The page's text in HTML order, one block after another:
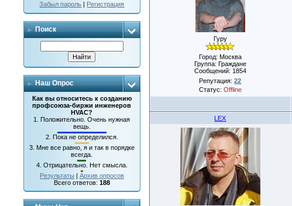
Забыл пароль | Регистрация
Поиск
Наш Опрос
Как вы относитесь к созданию
профсоюза-биржи инженеров
HVAC?
1.Положительно. Очень нужная
вещь.
2. Пока не определился.
3. Мне все равно, я и так в порядке
всегда.
4. Отрицательно. Нет смысла.
Результаты | Архив опросов
Всего ответов: 188
Гуру
Город: Москва
Группа: Граждане
Сообщений: 1854
Репутация:22
Статус: Offline
LEX